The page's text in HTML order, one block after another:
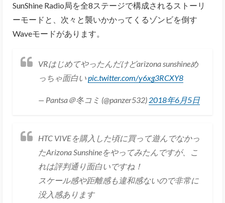
SunShine Radio局を全8ステージで構成されるストーリ
ーモードと、次々と襲いかかってくるゾンビを倒す
Waveモードがあります。
VRはじめてやったんだけどarizona sunshineめ
っちゃ面白いpic.twitter.com/y6xg3RCXY8
— Pantsa＠冬コミ (@panzer532) 2018年6月5日
HTC VIVEを購入した頃に買って遊んでなかっ
たArizona Sunshineをやってみたんですが、こ
れは評判通り面白いですね！
スケール感や距離感も違和感ないので非常に
没入感あります